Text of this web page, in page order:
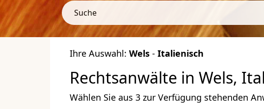
Suche
Ihre Auswahl: Wels - Italienisch
Rechtsanwälte in Wels,
Wählen Sie aus 3 zur Verfügung stehenden